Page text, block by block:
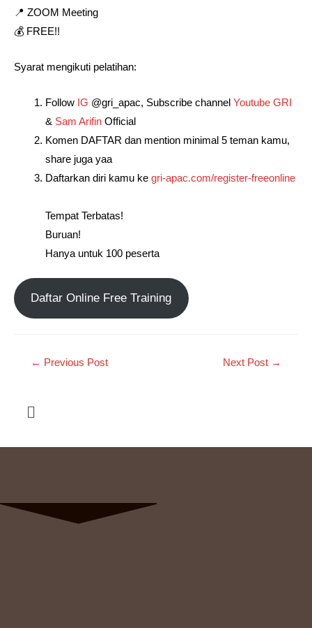
📍 ZOOM Meeting⁣⁣⁣⁣⁣
💰 FREE!! ⁣⁣⁣⁣⁣
Syarat mengikuti pelatihan: ⁣⁣⁣⁣⁣
Follow IG @gri_apac, Subscribe channel Youtube GRI⁣⁣⁣
& Sam Arifin Official⁣⁣
Komen DAFTAR dan mention minimal 5 teman kamu,
share juga yaa ⁣⁣⁣⁣⁣
Daftarkan diri kamu ke gri-apac.com/register-freeonline⁣⁣⁣⁣
Tempat Terbatas! ⁣⁣⁣⁣⁣
Buruan! ⁣⁣⁣⁣⁣
Hanya untuk 100 peserta⁣⁣⁣⁣⁣
Daftar Online Free Training
← Previous Post Next Post →